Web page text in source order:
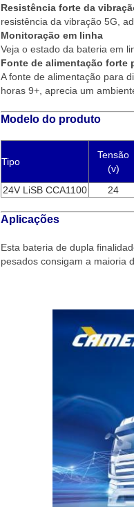
Resistência forte da
resistência da vibração 5G,
Monitoração em linha
Veja o estado da bateria em
Fonte de alimentação
A fonte de alimentação para
horas 9+, aprecia um
Modelo do produto
Tipo
Tensão
(v)
24V LiSB CCA1100 24
Aplicações
Esta bateria de dupla
pesados consigam a maioria